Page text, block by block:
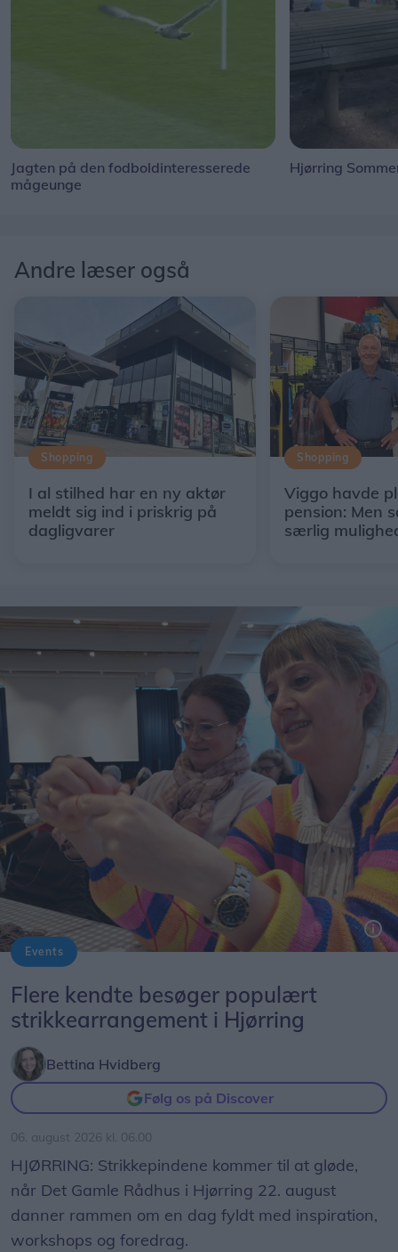
Jagten på den fodboldinteresserede
mågeunge
Hjørring
Andre læser også
Shopping
I al stilhed har en ny aktør
meldt sig ind i priskrig på
dagligvarer
Shopping
Viggo havde
pension: Men
særlig
Events
Flere kendte besøger populært
strikkearrangement i Hjørring
Bettina Hvidberg
Følg os på Discover
06. august 2026 kl. 06.00
HJØRRING: Strikkepindene kommer til at gløde,
når Det Gamle Rådhus i Hjørring 22. august
danner rammen om en dag fyldt med inspiration,
workshops og foredrag.